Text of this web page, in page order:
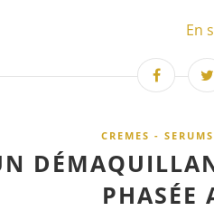
En
CREMES -
PHASÉE